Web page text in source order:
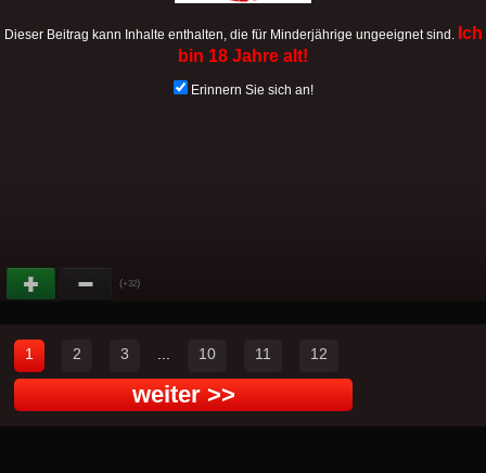
Dieser Beitrag kann Inhalte enthalten, die für Minderjährige ungeeignet sind. Ich
bin 18 Jahre alt!
Erinnern Sie sich an!
(+32)
1 2 3 ... 10 11 12
weiter >>